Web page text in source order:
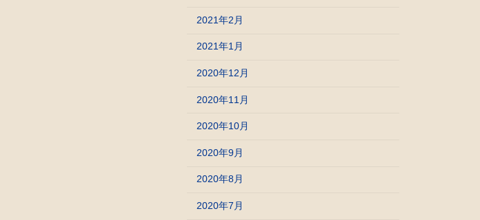
2021年2月
2021年1月
2020年12月
2020年11月
2020年10月
2020年9月
2020年8月
2020年7月